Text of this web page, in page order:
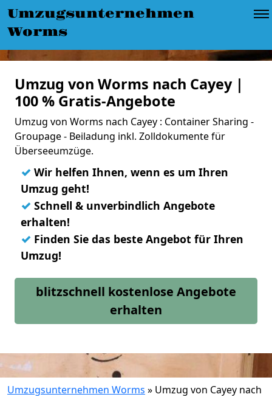
Umzugsunternehmen
Worms
Umzug von Worms nach Cayey |
100 % Gratis-Angebote
Umzug von Worms nach Cayey : Container Sharing -
Groupage - Beiladung inkl. Zolldokumente für
Überseeumzüge.
✓ Wir helfen Ihnen, wenn es um Ihren
Umzug geht!
✓ Schnell & unverbindlich Angebote
erhalten!
✓ Finden Sie das beste Angebot für Ihren
Umzug!
blitzschnell kostenlose Angebote
erhalten
Umzugsunternehmen Worms » Umzug von Cayey nach